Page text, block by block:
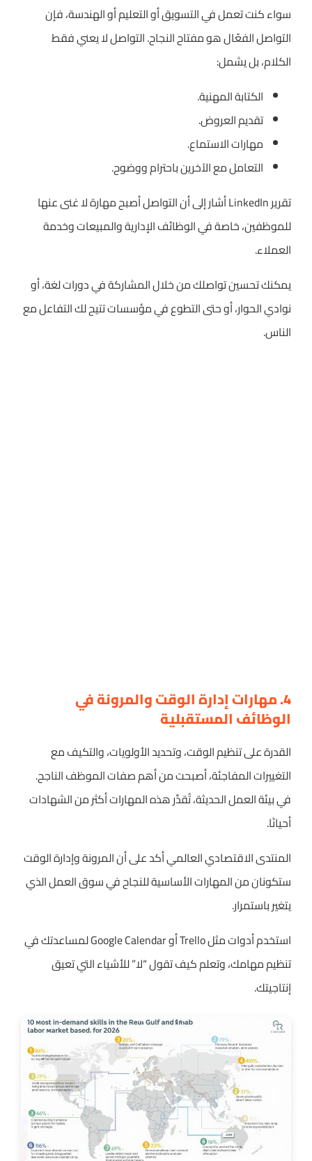
سواء كنت تعمل في التسويق أو التعليم أو الهندسة، فإن
التواصل الفعّال هو مفتاح النجاح. التواصل لا يعني فقط
الكلام، بل يشمل:
الكتابة المهنية.
تقديم العروض.
مهارات الاستماع.
التعامل مع الآخرين باحترام ووضوح.
تقرير LinkedIn أشار إلى أن التواصل أصبح مهارة لا غنى عنها
للموظفين، خاصة في الوظائف الإدارية والمبيعات وخدمة
العملاء.
يمكنك تحسين تواصلك من خلال المشاركة في دورات لغة، أو
نوادي الحوار، أو حتى التطوع في مؤسسات تتيح لك التفاعل مع
الناس.
4. مهارات إدارة الوقت والمرونة في
الوظائف المستقبلية
القدرة على تنظيم الوقت، وتحديد الأولويات، والتكيف مع
التغييرات المفاجئة، أصبحت من أهم صفات الموظف الناجح.
في بيئة العمل الحديثة، تُقدَّر هذه المهارات أكثر من الشهادات
أحيانًا.
المنتدى الاقتصادي العالمي أكد على أن المرونة وإدارة الوقت
ستكونان من المهارات الأساسية للنجاح في سوق العمل الذي
يتغير باستمرار.
استخدم أدوات مثل Trello أو Google Calendar لمساعدتك في
تنظيم مهامك، وتعلم كيف تقول “لا” للأشياء التي تعيق
إنتاجيتك.